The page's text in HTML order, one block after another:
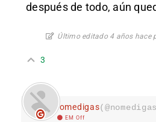
después de todo, aún
Último editado 4 años hace
3
nomedigas
EM Off